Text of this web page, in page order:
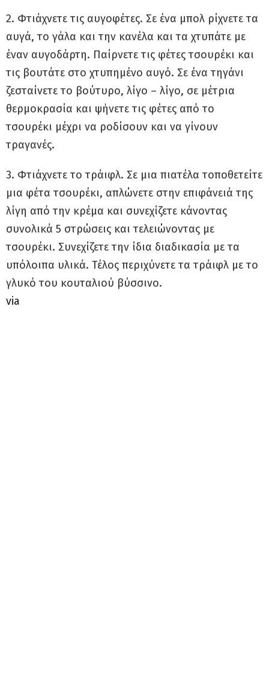
2. Φτιάχνετε τις αυγοφέτες. Σε ένα μπολ ρίχνετε τα
αυγά, το γάλα και την κανέλα και τα χτυπάτε με
έναν αυγοδάρτη. Παίρνετε τις φέτες τσουρέκι και
τις βουτάτε στο χτυπημένο αυγό. Σε ένα τηγάνι
ζεσταίνετε το βούτυρο, λίγο – λίγο, σε μέτρια
θερμοκρασία και ψήνετε τις φέτες από το
τσουρέκι μέχρι να ροδίσουν και να γίνουν
τραγανές.
3. Φτιάχνετε το τράιφλ. Σε μια πιατέλα τοποθετείτε
μια φέτα τσουρέκι, απλώνετε στην επιφάνειά της
λίγη από την κρέμα και συνεχίζετε κάνοντας
συνολικά 5 στρώσεις και τελειώνοντας με
τσουρέκι. Συνεχίζετε την ίδια διαδικασία με τα
υπόλοιπα υλικά. Τέλος περιχύνετε τα τράιφλ με το
γλυκό του κουταλιού βύσσινο.
via